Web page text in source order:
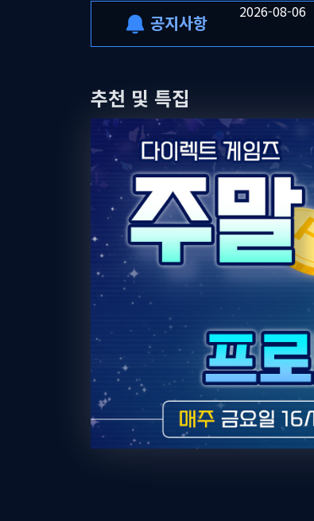
공지사항
2026-08-05
추천 및 특집